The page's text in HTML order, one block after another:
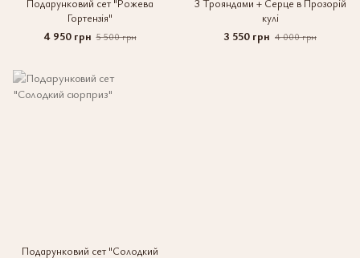
Подарунковий сет "Рожева
Гортензія"
4 950 грн 5 500 грн
З Трояндами + Серце в Прозорій
кулі
3 550 грн 4 000 грн
Подарунковий сет "Солодкий